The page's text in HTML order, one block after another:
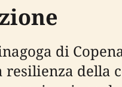
di
resilienza della